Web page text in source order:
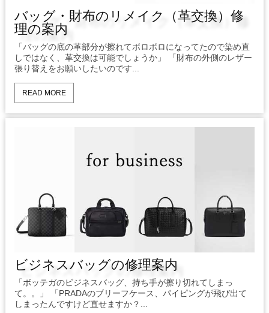
バッグ・財布のリメイク（革交換）修
理の案内
「バッグの底の革部分が擦れてボロボロになってたので染め直
しではなく、革交換は可能でしょうか」 「財布の外側のレザー
張り替えをお願いしたいのです...
READ MORE
ビジネスバッグの修理案内
「ボッテガのビジネスバッグ、持ち手が擦り切れてしまっ
て。。」 「PRADAのブリーフケース、パイピングが飛び出て
しまったんですけど直せますか？...